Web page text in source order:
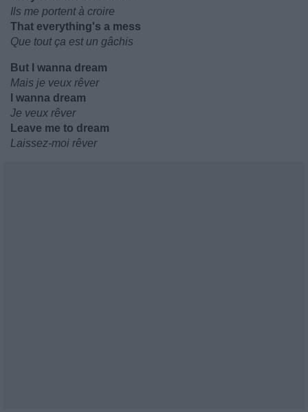
Ils me portent à croire
That everything's a mess
Que tout ça est un gâchis
But I wanna dream
Mais je veux rêver
I wanna dream
Je veux rêver
Leave me to dream
Laissez-moi rêver